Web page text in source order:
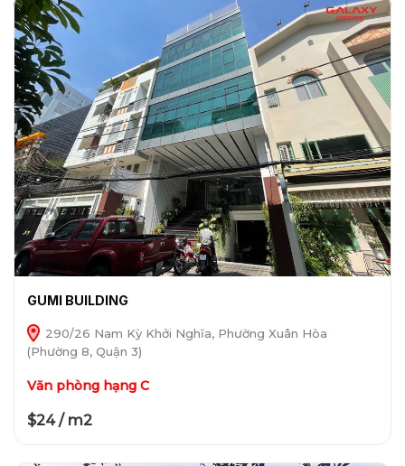
GUMI BUILDING
290/26 Nam Kỳ Khởi Nghĩa, Phường Xuân Hòa
(Phường 8, Quận 3)
Văn phòng hạng C
$24 / m2